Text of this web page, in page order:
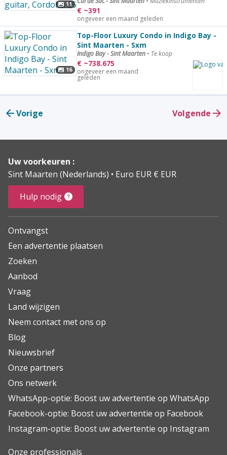
11
€ ~391
ongeveer een maand geleden
16
Top-Floor Luxury Condo in Indigo Bay -
Sint Maarten - Sxm
Indigo Bay - Sint Maarten • Te koop
€ ~738.675
ongeveer een maand
geleden
Vorige Volgende
Uw voorkeuren :
Sint Maarten (Nederlands)
Euro EUR € EUR
Hulp nodig
Ontvangst
Een advertentie plaatsen
Zoeken
Aanbod
Vraag
Land wijzigen
Neem contact met ons op
Blog
Nieuwsbrief
Onze partners
Ons netwerk
WhatsApp-optie: Boost uw advertentie op WhatsApp
Facebook-optie: Boost uw advertentie op Facebook
Instagram-optie: Boost uw advertentie op Instagram
Onze professionals